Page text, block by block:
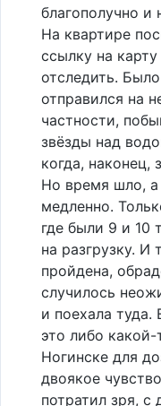
благополучно и
На квартире
ссылку на
отследить.
отправился на
частности,
звёзды над
когда, наконец,
Но время шло,
медленно.
где были 9 и 10
на разгрузку. И
пройдена,
случилось
и поехала
это либо
Ногинске для
двоякое
потратил зря,